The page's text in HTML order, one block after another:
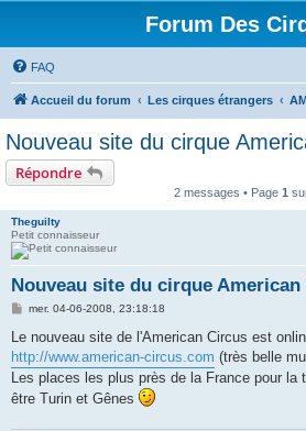
Forum Des
FAQ
Accueil du forum Les cirques étrangers
Nouveau site du cirque
Répondre
2 messages • Page 1
Theguilty
Petit connaisseur
Nouveau site du cirque
M
s
a
g
e
mer. 04-06-2008, 23:18:18
Le nouveau site de l'American Circus est
http://www.american-circus.com (très belle
Les places les plus près de la France pour la
être Turin et Gênes